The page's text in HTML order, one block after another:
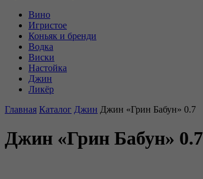
Вино
Игристое
Коньяк и бренди
Водка
Виски
Настойка
Джин
Ликёр
Главная Каталог Джин Джин «Грин Бабун» 0.7
Джин «Грин Бабун» 0.7